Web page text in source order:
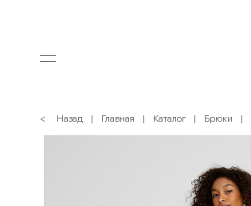
< Назад Главная Каталог Брюки